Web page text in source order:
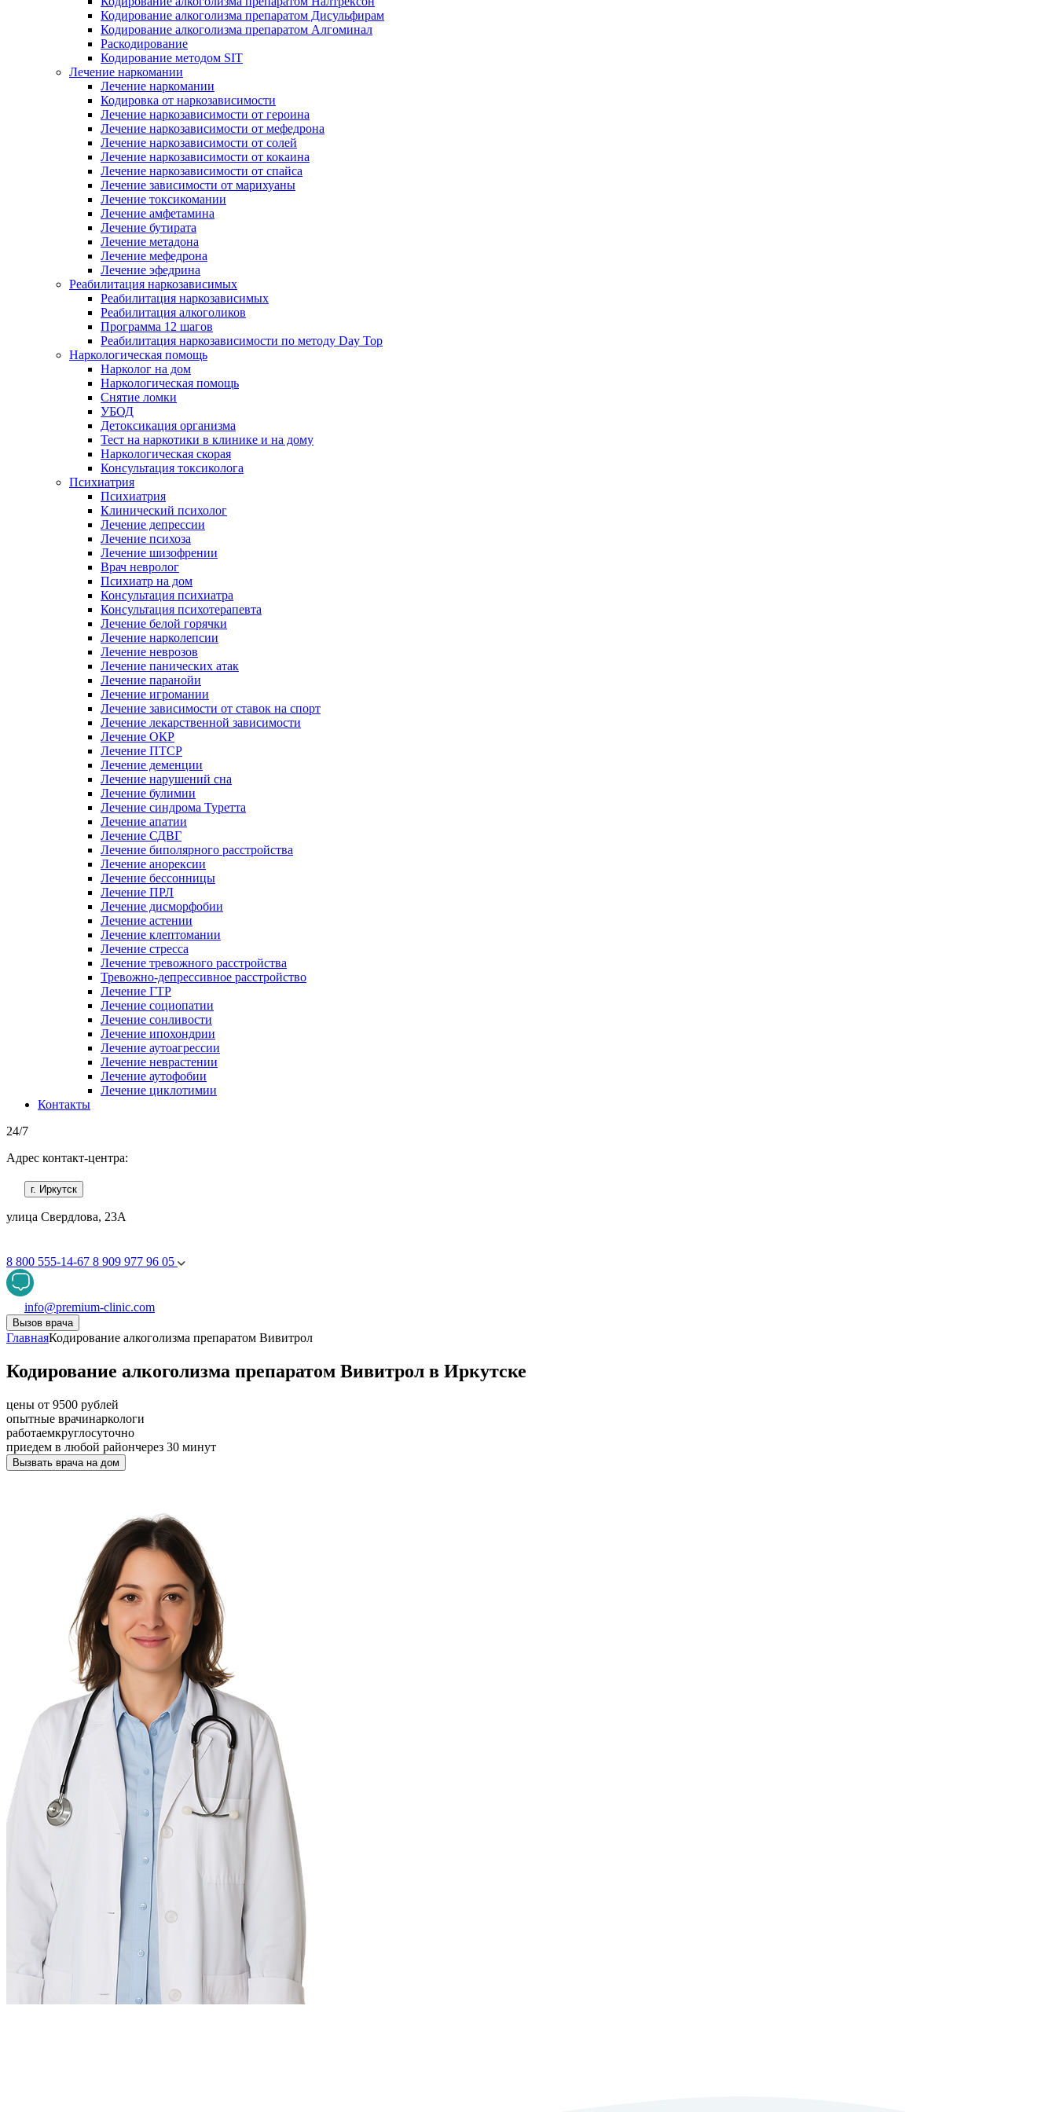
Кодирование алкоголизма препаратом Дисульфирам
Кодирование алкоголизма препаратом Алгоминал
Раскодирование
Кодирование методом SIT
Лечение наркомании
Лечение наркомании
Кодировка от наркозависимости
Лечение наркозависимости от героина
Лечение наркозависимости от мефедрона
Лечение наркозависимости от солей
Лечение наркозависимости от кокаина
Лечение наркозависимости от спайса
Лечение зависимости от марихуаны
Лечение токсикомании
Лечение амфетамина
Лечение бутирата
Лечение метадона
Лечение мефедрона
Лечение эфедрина
Реабилитация наркозависимых
Реабилитация наркозависимых
Реабилитация алкоголиков
Программа 12 шагов
Реабилитация наркозависимости по методу Day Top
Наркологическая помощь
Нарколог на дом
Наркологическая помощь
Снятие ломки
УБОД
Детоксикация организма
Тест на наркотики в клинике и на дому
Наркологическая скорая
Консультация токсиколога
Психиатрия
Психиатрия
Клинический психолог
Лечение депрессии
Лечение психоза
Лечение шизофрении
Врач невролог
Психиатр на дом
Консультация психиатра
Консультация психотерапевта
Лечение белой горячки
Лечение нарколепсии
Лечение неврозов
Лечение панических атак
Лечение паранойи
Лечение игромании
Лечение зависимости от ставок на спорт
Лечение лекарственной зависимости
Лечение ОКР
Лечение ПТСР
Лечение деменции
Лечение нарушений сна
Лечение булимии
Лечение синдрома Туретта
Лечение апатии
Лечение СДВГ
Лечение биполярного расстройства
Лечение анорексии
Лечение бессонницы
Лечение ПРЛ
Лечение дисморфобии
Лечение астении
Лечение клептомании
Лечение стресса
Лечение тревожного расстройства
Тревожно-депрессивное расстройство
Лечение ГТР
Лечение социопатии
Лечение сонливости
Лечение ипохондрии
Лечение аутоагрессии
Лечение неврастении
Лечение аутофобии
Лечение циклотимии
Контакты
24/7
Адрес контакт-центра:
г. Иркутск
улица Свердлова, 23А
8 800 555-14-67 8 909 977 96 05
info@premium-clinic.com
Вызов врача
ГлавнаяКодирование алкоголизма препаратом Вивитрол
Кодирование алкоголизма препаратом Вивитрол в Иркутске
цены от 9500 рублей
опытные врачинаркологи
работаемкруглосуточно
приедем в любой райончерез 30 минут
Вызвать врача на дом